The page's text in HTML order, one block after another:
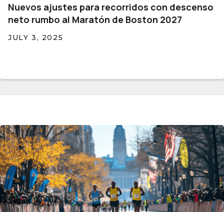
Nuevos ajustes para recorridos con descenso
neto rumbo al Maratón de Boston 2027
JULY 3, 2025